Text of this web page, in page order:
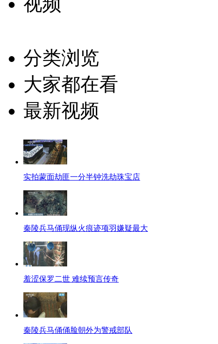
分类浏览
大家都在看
最新视频
实拍蒙面劫匪一分半钟洗劫珠宝店
秦陵兵马俑现纵火痕迹项羽嫌疑最大
羞涩保罗二世 难续预言传奇
秦陵兵马俑俑脸朝外为警戒部队